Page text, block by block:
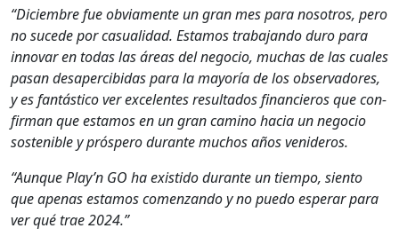
“Diciem­bre fue obvi­a­mente un gran mes para nosotros, pero
no sucede por casu­al­i­dad. Esta­mos tra­ba­jan­do duro para
inno­var en todas las áreas del nego­cio, muchas de las cuales
pasan desapercibidas para la may­oría de los obser­vadores,
y es fan­tás­ti­co ver exce­lentes resul­ta­dos financieros que con­
fir­man que esta­mos en un gran camino hacia un nego­cio
sostenible y próspero durante muchos años venideros.
“Aunque Play’n GO ha exis­ti­do durante un tiem­po, sien­to
que ape­nas esta­mos comen­zan­do y no puedo esper­ar para
ver qué trae 2024.”